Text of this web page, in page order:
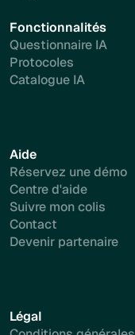
Fonctionnalités
Questionnaire IA
Protocoles
Catalogue IA
Aide
Réservez une démo
Centre d'aide
Suivre mon colis
Contact
Devenir partenaire
Légal